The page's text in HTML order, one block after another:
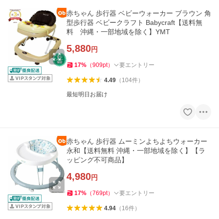
赤ちゃん 歩行器 ベビーウォーカー ブラウン 角
型歩行器 ベビークラフト Babycraft【送料無
料 沖縄・一部地域を除く】YMT
5,880円
17% （909pt） 要エントリー
4.49（ 104件）
最短明日お届け
赤ちゃん 歩行器 ムーミンよちよちウォーカー
永和【送料無料 沖縄・一部地域を除く】【ラ
ッピング不可商品】
4,980円
17% （769pt） 要エントリー
4.94（ 16件）